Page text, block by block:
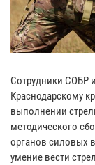
Сотрудники СОБР
Краснодарскому
выполнении
методического
органов силовых
умение вести